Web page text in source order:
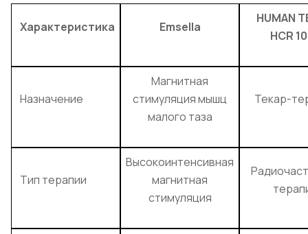
Характеристика Emsella
HUMAN
HCR
Назначение
Магнитная
стимуляция мышц
малого таза
Текар-
Тип терапии
Высокоинтенсивная
магнитная
стимуляция